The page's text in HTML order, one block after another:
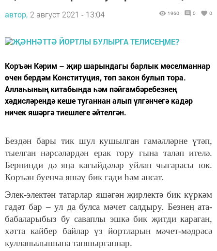
автор, 2 август 2021 - 13:04 1960 0 0
Коръән Кәрим – җир шарындагы барлык мөселманнар
өчен бердәм Конституция, төп закон булып тора.
Аллаһының китабында һәм пәйгамбәребезнең
хәдисләрендә кеше туганнан алып үлгәнчегә кадәр
ничек яшәргә тиешлеге әйтелгән.
Бездән бары тик шул кушылган гамәлләрне үтәп,
тыелган нәрсәләрдән ерак тору гына таләп ителә.
Бернинди дә яңа кагыйдәләр уйлап чыгарасы юк.
Коръән буенча яшәү бик гади һәм ансат.
Элек-электән татарлар яшәгән җирлектә бик күркәм
гадәт бар – ул да булса мәчет салдыру. Безнең ата-
бабаларыбыз бу саваплы эшкә бик җитди караган,
хәтта кайбер байлар үз йортларын мәчет-мәдрәсә
кулланылышына тапшырганнар.